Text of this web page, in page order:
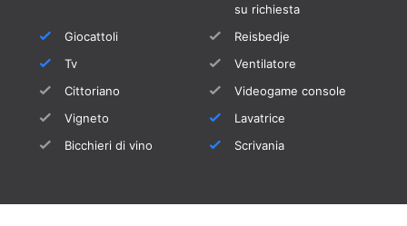
su richiesta
Giocattoli
Reisbedje
Tv
Ventilatore
Cittoriano
Videogame console
Vigneto
Lavatrice
Bicchieri di vino
Scrivania